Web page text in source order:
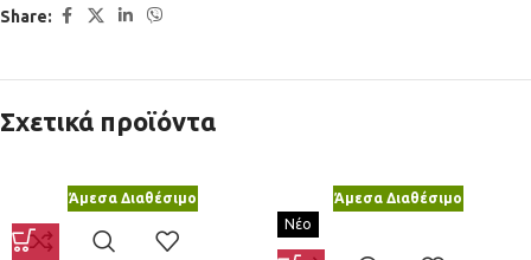
Share:
Σχετικά προϊόντα
Άμεσα Διαθέσιμο
Άμεσα Διαθέσιμο
Νέο